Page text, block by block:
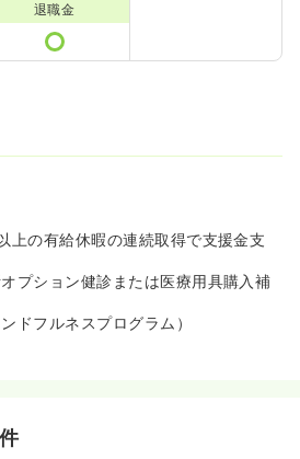
退職金
上の有給休暇の連続取得で支援金支
プション健診または医療用具購入補
ドフルネスプログラム）